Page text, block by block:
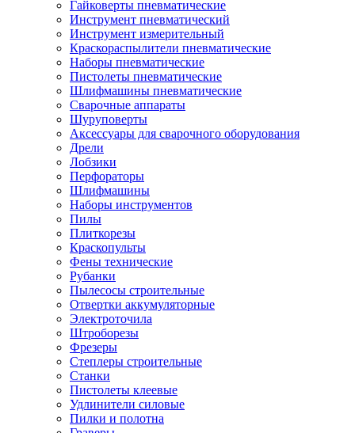
Садово-посадочные инструменты
Садовые ножницы
Садовые пилы и ножи
Секаторы и сучкорезы
Топоры
Баллоны газовые
Мангалы и коптильни
Мебель для сада
Ножницы по металлу
Тележки садовые
Автомобильная техника
Автозвук
Автомагнитолы
Колонки
Усилители
Модуляторы fm
Аксессуары
Электроника
Видеорегистраторы
Радар-детекторы
Парковочные радары
Навигаторы и аксессуары
Навигаторы
Камеры заднего вида
Автомобильные антенны
Сигнализации автомобильные
Гайковерты пневматические
Инструмент пневматический
Инструмент измерительный
Краскораспылители пневматические
Наборы пневматические
Пистолеты пневматические
Шлифмашины пневматические
Сварочные аппараты
Шуруповерты
Аксессуары для сварочного оборудования
Дрели
Лобзики
Перфораторы
Шлифмашины
Наборы инструментов
Пилы
Плиткорезы
Краскопульты
Фены технические
Рубанки
Пылесосы строительные
Отвертки аккумуляторные
Электроточила
Штроборезы
Фрезеры
Степлеры строительные
Станки
Пистолеты клеевые
Удлинители силовые
Пилки и полотна